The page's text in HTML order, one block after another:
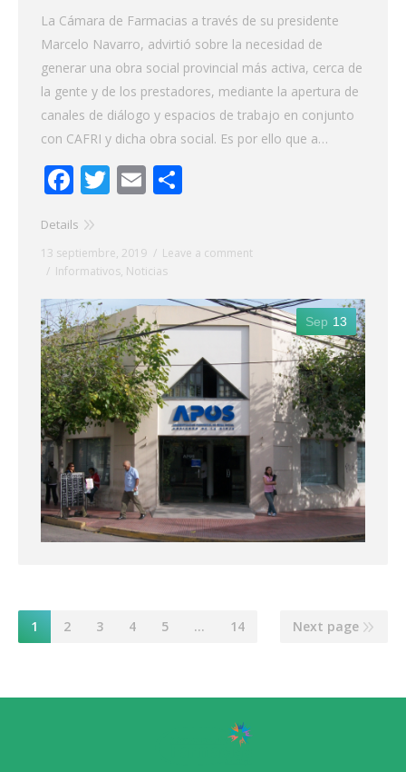
La Cámara de Farmacias a través de su presidente
Marcelo Navarro, advirtió sobre la necesidad de
generar una obra social provincial más activa, cerca de
la gente y de los prestadores, mediante la apertura de
canales de diálogo y espacios de trabajo en conjunto
con CAFRI y dicha obra social. Es por ello que a…
Facebook
Twitter
Email
Details
13 septiembre, 2019
Leave a comment
Informativos, Noticias
Sep 13
1 2 3 4 5 … 14 Next page